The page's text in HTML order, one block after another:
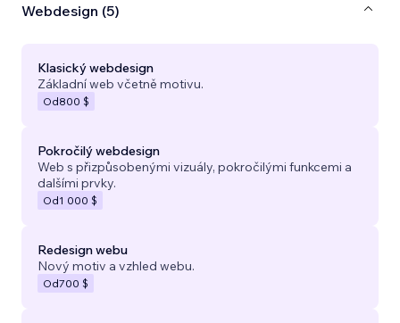
Webdesign (5)
Klasický webdesign
Základní web včetně motivu.
Od800 $
Pokročilý webdesign
Web s přizpůsobenými vizuály, pokročilými funkcemi a
dalšími prvky.
Od1 000 $
Redesign webu
Nový motiv a vzhled webu.
Od700 $